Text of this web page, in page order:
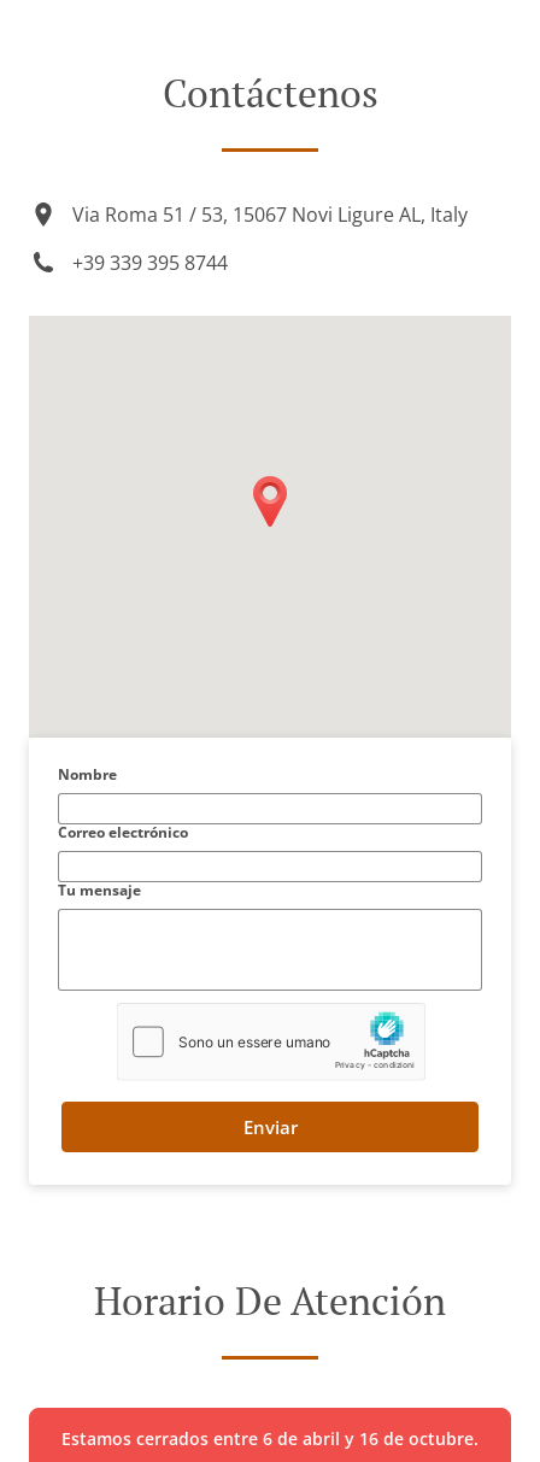
Contáctenos
Via Roma 51 / 53, 15067 Novi Ligure AL, Italy
+39 339 395 8744
Nombre
Correo electrónico
Tu mensaje
Enviar
Horario De Atención
Estamos cerrados entre 6 de abril y 16 de octubre.